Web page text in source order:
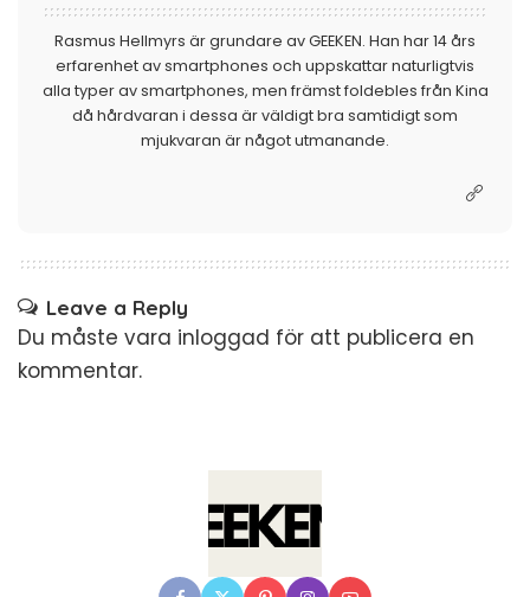
Rasmus Hellmyrs är grundare av GEEKEN. Han har 14 års
erfarenhet av smartphones och uppskattar naturligtvis
alla typer av smartphones, men främst foldebles från Kina
då hårdvaran i dessa är väldigt bra samtidigt som
mjukvaran är något utmanande.
Leave a Reply
Du måste vara inloggad för att publicera en
kommentar.